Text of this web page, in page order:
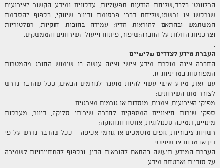
הרלוונטי בלבד;שליחת הודעות תפעוליות, עדכונים ומידע הקשור לאירועים
שנרכשו או נרשמו;שליחת דברי פרסומת ודיוור שיווקי, בכפוף להסכמת
המשתמש ובהתאם להוראות הדין; עמידה בחובות חוקיות, רגולטוריות
וצרכניות החלות על החברה;שיפור, פיתוח וייעול השירותים והממשקים.
העברת מידע לצדדים שלישיים
החברה אינה מוכרת מידע אישי ואינה עושה בו שימוש החורג מהמטרות
המפורטות במדיניות זו.
עם זאת, מידע אישי עשוי להיות מועבר לגורמים הבאים, ככל שהדבר נדרש
לצורך מתן השירותים:
מפיקי האירועים, אמנים, מוסדות או גורמים מארגנים.
ספקי שירות חיצוניים המספקים לחברה שירותי סליקה, דיוור, מערכות
מינויים, תמיכה טכנולוגית, אחסון ותחזוקה;
רשויות ציבוריות, גופים מוסמכים או גורמי אכיפה – ככל שהדבר נדרש על פי
דין או מכוח צו שיפוטי.
העברת המידע תיעשה בהתאם להוראות הדין, ובכפוף להתחייבויות לשמירה
על סודיות ואבטחת מידע.